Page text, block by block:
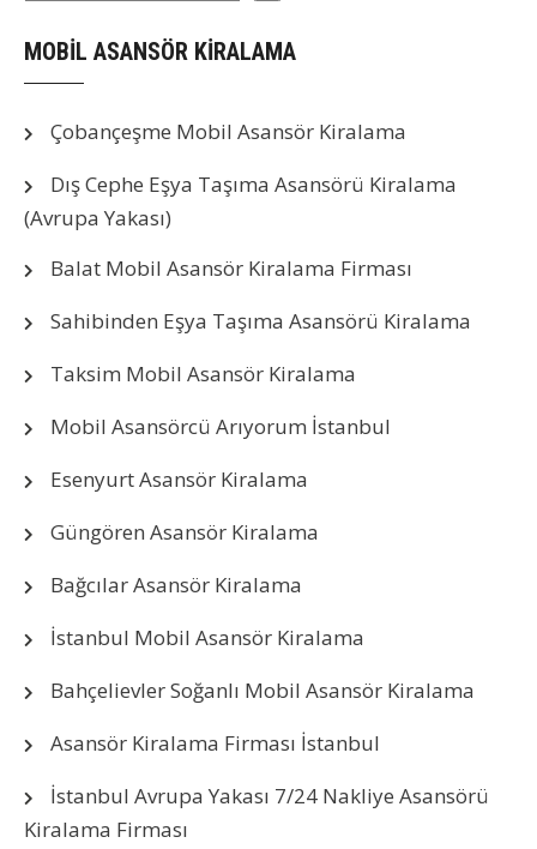
MOBİL ASANSÖR KİRALAMA
Çobançeşme Mobil Asansör Kiralama
Dış Cephe Eşya Taşıma Asansörü Kiralama
(Avrupa Yakası)
Balat Mobil Asansör Kiralama Firması
Sahibinden Eşya Taşıma Asansörü Kiralama
Taksim Mobil Asansör Kiralama
Mobil Asansörcü Arıyorum İstanbul
Esenyurt Asansör Kiralama
Güngören Asansör Kiralama
Bağcılar Asansör Kiralama
İstanbul Mobil Asansör Kiralama
Bahçelievler Soğanlı Mobil Asansör Kiralama
Asansör Kiralama Firması İstanbul
İstanbul Avrupa Yakası 7/24 Nakliye Asansörü
Kiralama Firması